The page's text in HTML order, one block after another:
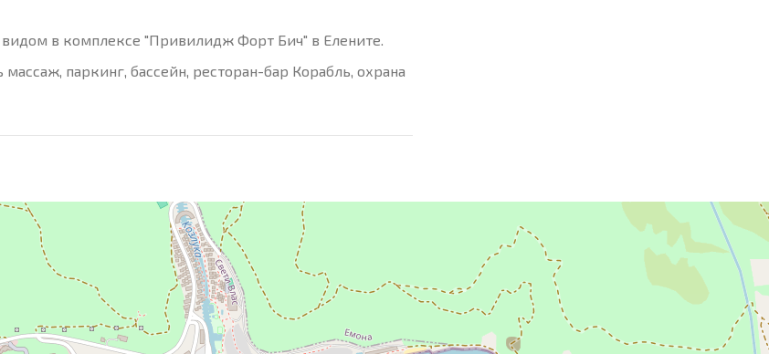
в комплексе "Привилидж Форт Бич" в Елените.
паркинг, бассейн, ресторан-бар Корабль, охрана